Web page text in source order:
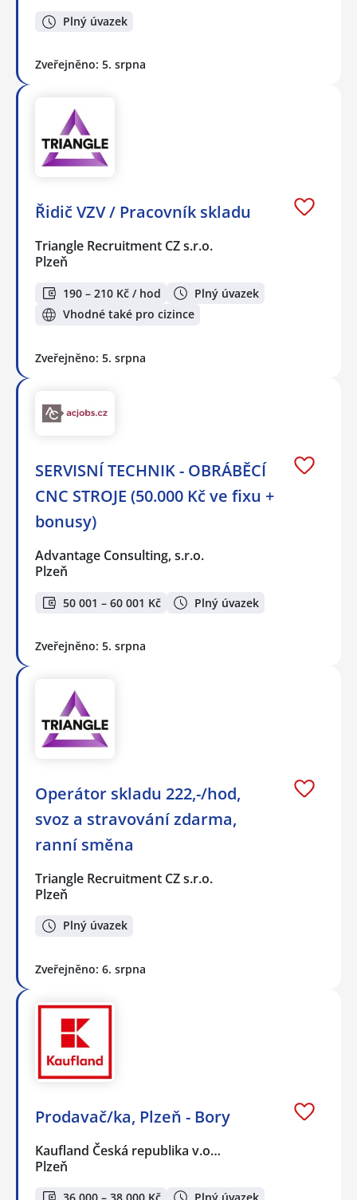
Plný úvazek
Zveřejněno: 5. srpna
Řidič VZV / Pracovník skladu
Triangle Recruitment CZ s.r.o.
Plzeň
190 – 210 Kč / hod
Plný úvazek
Vhodné také pro cizince
Zveřejněno: 5. srpna
SERVISNÍ TECHNIK - OBRÁBĚCÍ
CNC STROJE (50.000 Kč ve fixu +
bonusy)
Advantage Consulting, s.r.o.
Plzeň
50 001 – 60 001 Kč Plný úvazek
Zveřejněno: 5. srpna
Operátor skladu 222,-/hod,
svoz a stravování zdarma,
ranní směna
Triangle Recruitment CZ s.r.o.
Plzeň
Plný úvazek
Zveřejněno: 6. srpna
Prodavač/ka, Plzeň - Bory
Kaufland Česká republika v.o…
Plzeň